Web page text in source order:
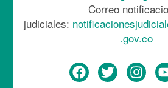
Correo
judiciales:
.gov.co